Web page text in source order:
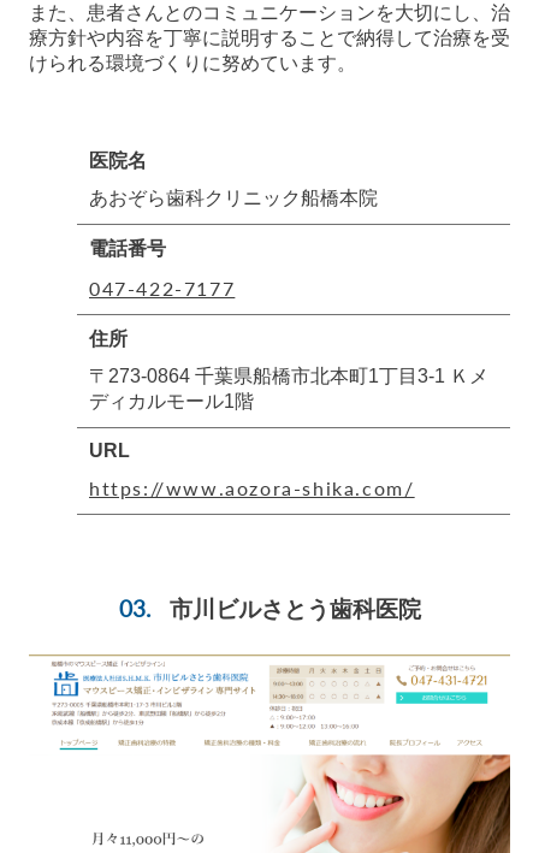
また、患者さんとのコミュニケーションを大切にし、治
療方針や内容を丁寧に説明することで納得して治療を受
けられる環境づくりに努めています。
医院名
あおぞら歯科クリニック船橋本院
電話番号
047-422-7177
住所
〒273-0864 千葉県船橋市北本町1丁目3-1 Ｋメ
ディカルモール1階
URL
https://www.aozora-shika.com/
市川ビルさとう歯科医院